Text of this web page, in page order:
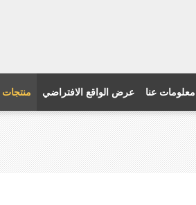
منتجات عرض الواقع الافتراضي معلومات عنا